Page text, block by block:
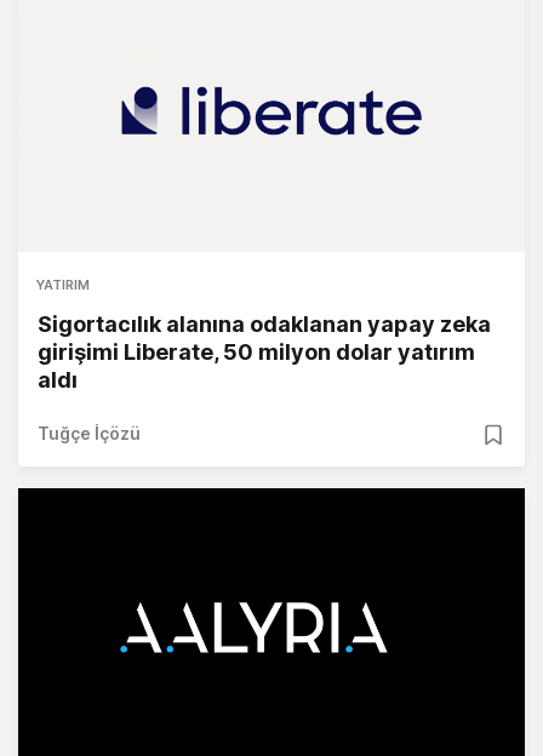
YATIRIM
Sigortacılık alanına odaklanan yapay zeka
girişimi Liberate, 50 milyon dolar yatırım
aldı
Tuğçe İçözü